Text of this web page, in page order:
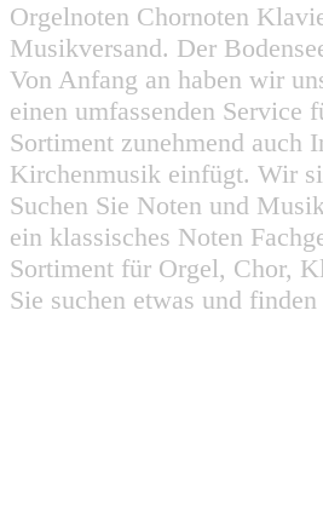
Orgelnoten Chornoten
Musikversand. Der
Von Anfang an haben wir
einen umfassenden Service
Sortiment zunehmend auch
Kirchenmusik einfügt. Wir
Suchen Sie Noten und
ein klassisches Noten
Sortiment für Orgel, Chor,
Sie suchen etwas und